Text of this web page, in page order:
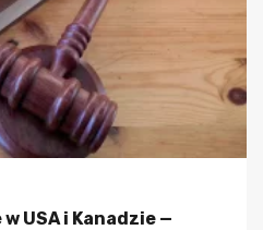
USA i Kanadzie —